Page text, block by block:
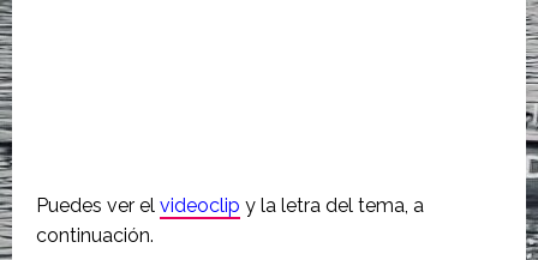
Puedes ver el videoclip y la letra del tema, a
continuación.